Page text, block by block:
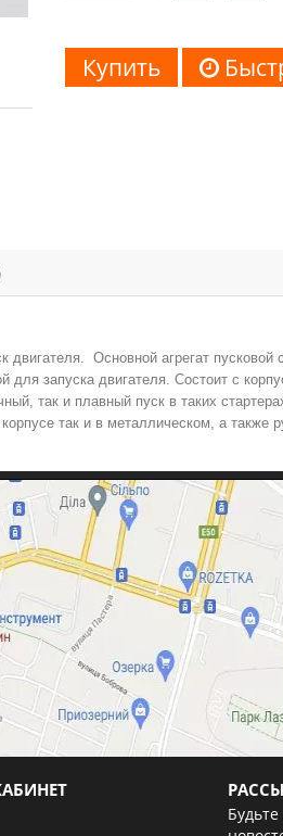
Купить
двигателя. Основной агрегат пусковой
запуска двигателя. Состоит с
так и плавный пуск в таких
так и в металлическом, а также